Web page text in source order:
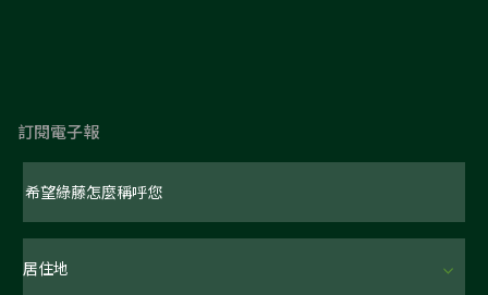
訂閱電子報